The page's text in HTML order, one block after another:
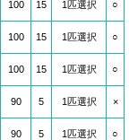
100 15 1匹選択 ○
100 15 1匹選択 ○
100 15 1匹選択 ○
90 5 1匹選択 ×
90 5 1匹選択 ○